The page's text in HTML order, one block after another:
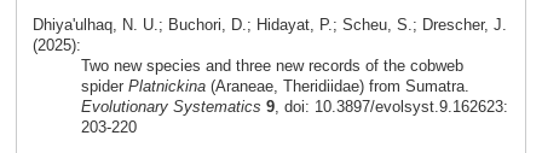
Dhiya'ulhaq, N. U.; Buchori, D.; Hidayat, P.; Scheu, S.; Drescher, J.
(2025):
Two new species and three new records of the cobweb
spider Platnickina(Araneae, Theridiidae) from Sumatra.
Evolutionary Systematics 9, doi: 10.3897/evolsyst.9.162623:
203-220